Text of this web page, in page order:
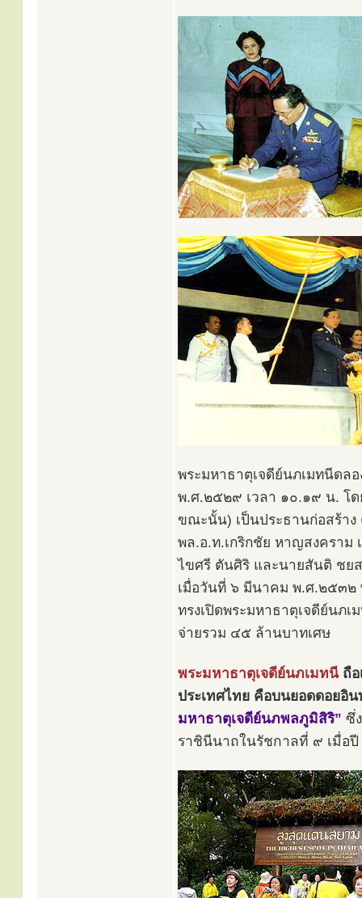
พระมหาธาตุเจดีย์นภเมทนีดล
พ.ศ.๒๕๒๙ เวลา ๑๐.๑๙ น. โด
ขณะนั้น) เป็นประธานก่อสร้าง
พล.อ.ท.เกริกชัย หาญสงคราม
ไขศรี ตันศิริ และนายสันติ ชย
เมื่อวันที่ ๖ มีนาคม พ.ศ.๒๕๓๒
ทรงเปิดพระมหาธาตุเจดีย์นภ
จ่ายรวม ๔๕ ล้านบาทเศษ
พระมหาธาตุเจดีย์นภเมทนีถือ
ประเทศไทย คือบนยอดดอยอิ
มหาธาตุเจดีย์นภพลภูมิสิริ” ซึ่
ราชินีนาถในรัชกาลที่ ๙ เมื่อ